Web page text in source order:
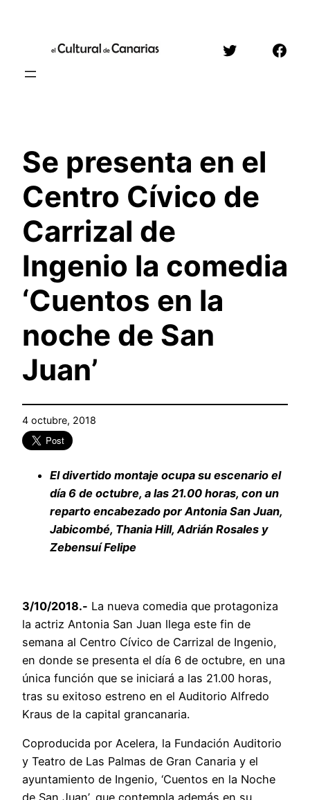
contenido
Twitter
Se presenta en el
Centro Cívico de
Carrizal de
Ingenio la comedia
‘Cuentos en la
noche de San
Juan’
4 octubre, 2018
El divertido montaje ocupa su escenario el
día 6 de octubre, a las 21.00 horas, con un
reparto encabezado por Antonia San Juan,
Jabicombé, Thania Hill, Adrián Rosales y
Zebensuí Felipe
3/10/2018.- La nueva comedia que protagoniza
la actriz Antonia San Juan llega este fin de
semana al Centro Cívico de Carrizal de Ingenio,
en donde se presenta el día 6 de octubre, en una
única función que se iniciará a las 21.00 horas,
tras su exitoso estreno en el Auditorio Alfredo
Kraus de la capital grancanaria.
Coproducida por Acelera, la Fundación Auditorio
y Teatro de Las Palmas de Gran Canaria y el
ayuntamiento de Ingenio, ‘Cuentos en la Noche
de San Juan’, que contempla además en su